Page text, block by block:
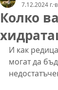
Колко
7.12.2024 г.
И как
могат да